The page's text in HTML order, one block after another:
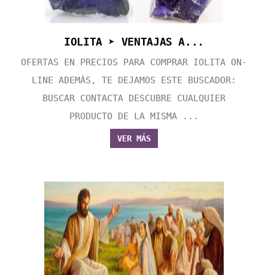
IOLITA ➤ VENTAJAS A...
OFERTAS EN PRECIOS PARA COMPRAR IOLITA ON-
LINE ADEMÁS, TE DEJAMOS ESTE BUSCADOR:
BUSCAR CONTACTA DESCUBRE CUALQUIER
PRODUCTO DE LA MISMA ...
VER MÁS